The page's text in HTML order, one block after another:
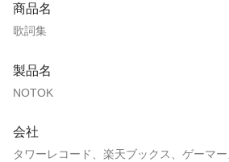
商品名
歌詞集
製品名
NOTOK
会社
タワーレコード、楽天ブックス、ゲーマ